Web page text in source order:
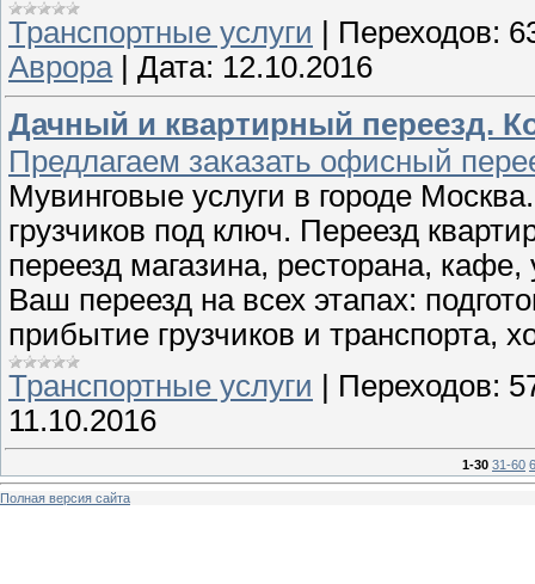
Транспортные услуги
Переходов:
Аврора
Дата: 12.10.2016
Дачный и квартирный переезд.
Предлагаем заказать офисный
Мувинговые услуги в городе
грузчиков под ключ. Переезд
переезд магазина, ресторана,
Ваш переезд на всех этапах:
прибытие грузчиков и транспорта,
Транспортные услуги
Переходов:
11.10.2016
1-30 31-60
Полная версия сайта